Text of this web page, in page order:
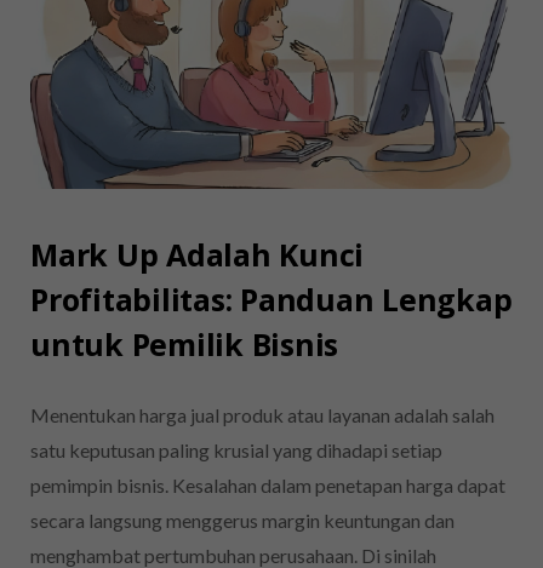
Mark Up Adalah Kunci
Profitabilitas: Panduan Lengkap
untuk Pemilik Bisnis
Menentukan harga jual produk atau layanan adalah salah
satu keputusan paling krusial yang dihadapi setiap
pemimpin bisnis. Kesalahan dalam penetapan harga dapat
secara langsung menggerus margin keuntungan dan
menghambat pertumbuhan perusahaan. Di sinilah